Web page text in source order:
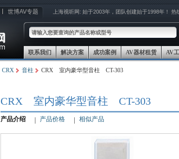
世博AV专题 上海视听网: 始于2003年，团队创建始于1998年！ 热
联系我们 解决方案 成功案例 AV器材租赁 AV
CRX 音柱 CRX 室内豪华型音柱 CT-303
CRX 室内豪华型音柱 CT-303
产品介绍 产品价格 相似产品